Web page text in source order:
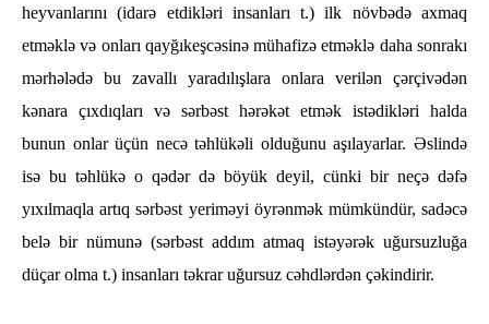
heyvanlarını (idarə etdikləri insanları t.) ilk növbədə axmaq
etməklə və onları qayğıkeşcəsinə mühafizə etməklə daha sonrakı
mərhələdə bu zavallı yaradılışlara onlara verilən çərçivədən
kənara çıxdıqları və sərbəst hərəkət etmək istədikləri halda
bunun onlar üçün necə təhlükəli olduğunu aşılayarlar. Əslində
isə bu təhlükə o qədər də böyük deyil, cünki bir neçə dəfə
yıxılmaqla artıq sərbəst yeriməyi öyrənmək mümkündür, sadəcə
belə bir nümunə (sərbəst addım atmaq istəyərək uğursuzluğa
düçar olma t.) insanları təkrar uğursuz cəhdlərdən çəkindirir.